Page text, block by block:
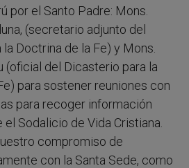
por el Santo Padre: Mons.
(secretario adjunto del
Doctrina de la Fe) y Mons.
(oficial del Dicasterio para la
para sostener reuniones con
para recoger información
Sodalicio de Vida Cristiana.
compromiso de
con la Santa Sede, como